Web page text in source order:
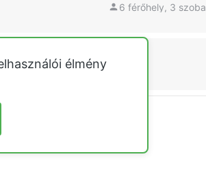
6 férőhely, 3 szoba
élmény